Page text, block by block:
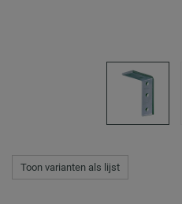
Toon varianten als lijst